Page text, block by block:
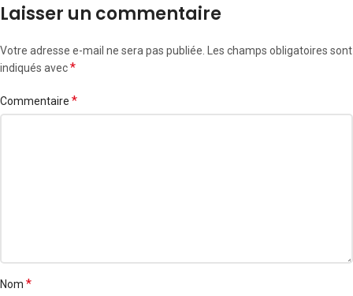
Laisser un commentaire
Votre adresse e-mail ne sera pas publiée. Les champs obligatoires sont
indiqués avec*
Commentaire *
Nom *